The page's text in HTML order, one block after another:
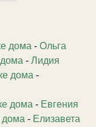
дома - Ольга
- Лидия
дома -
дома - Евгения
дома - Елизавета